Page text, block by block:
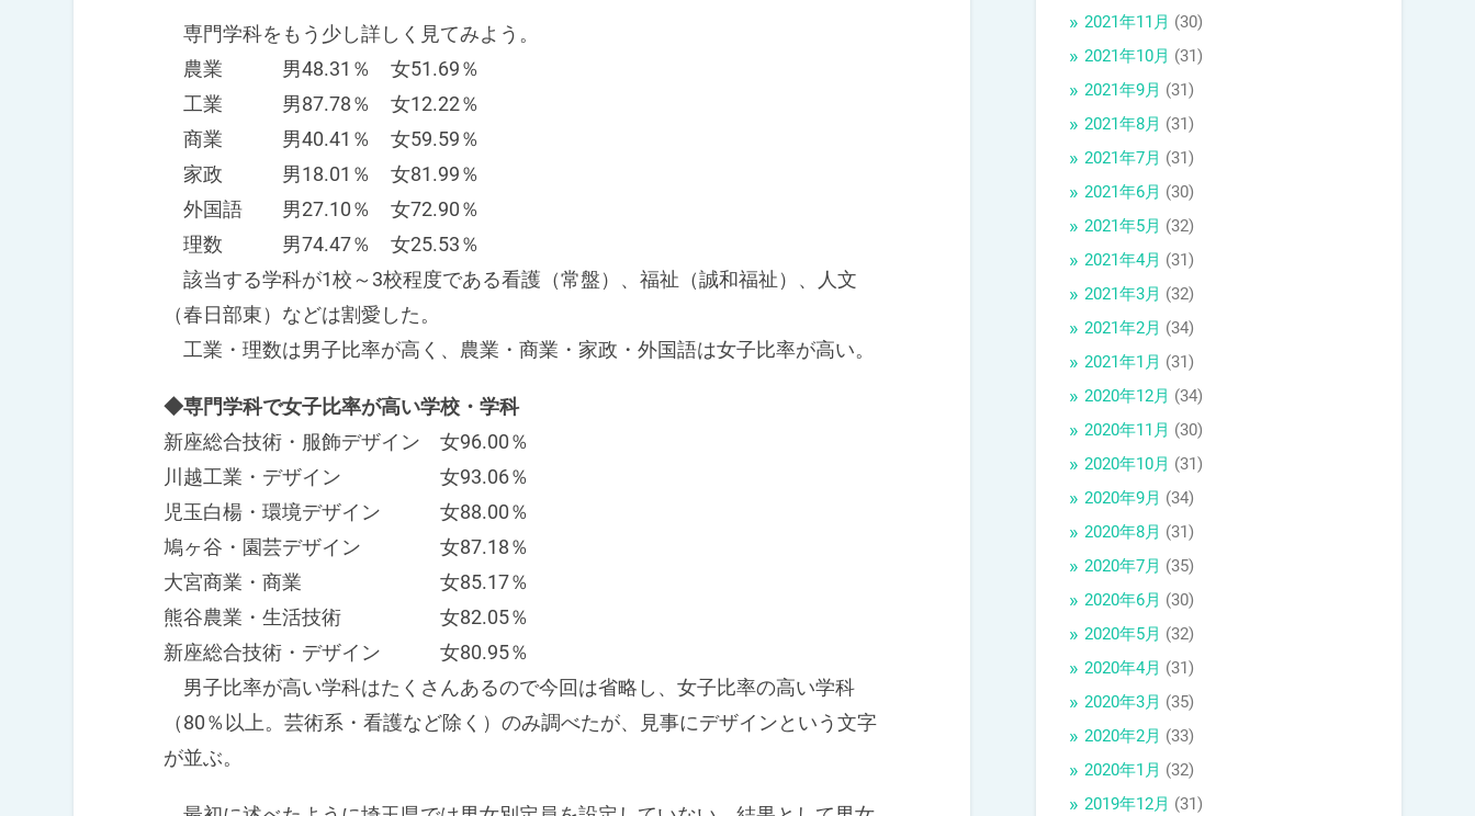
専門学科をもう少し詳しく見てみよう。
農業 男48.31％ 女51.69％
工業 男87.78％ 女12.22％
商業 男40.41％ 女59.59％
家政 男18.01％ 女81.99％
外国語 男27.10％ 女72.90％
理数 男74.47％ 女25.53％
該当する学科が1校～3校程度である看護（常盤）、福祉（誠和福祉）、人文
（春日部東）などは割愛した。
工業・理数は男子比率が高く、農業・商業・家政・外国語は女子比率が高い。
◆専門学科で女子比率が高い学校・学科
新座総合技術・服飾デザイン 女96.00％
川越工業・デザイン 女93.06％
児玉白楊・環境デザイン 女88.00％
鳩ヶ谷・園芸デザイン 女87.18％
大宮商業・商業 女85.17％
熊谷農業・生活技術 女82.05％
新座総合技術・デザイン 女80.95％
男子比率が高い学科はたくさんあるので今回は省略し、女子比率の高い学科
（80％以上。芸術系・看護など除く）のみ調べたが、見事にデザインという文字
が並ぶ。
2021年11月 (30)
2021年10月 (31)
2021年9月 (31)
2021年8月 (31)
2021年7月 (31)
2021年6月 (30)
2021年5月 (32)
2021年4月 (31)
2021年3月 (32)
2021年2月 (34)
2021年1月 (31)
2020年12月 (34)
2020年11月 (30)
2020年10月 (31)
2020年9月 (34)
2020年8月 (31)
2020年7月 (35)
2020年6月 (30)
2020年5月 (32)
2020年4月 (31)
2020年3月 (35)
2020年2月 (33)
2020年1月 (32)
2019年12月 (31)